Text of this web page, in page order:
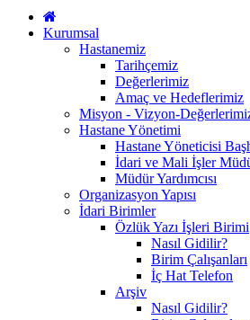
Kurumsal
Hastanemiz
Tarihçemiz
Değerlerimiz
Amaç ve Hedeflerimiz
Misyon - Vizyon-
Hastane Yönetimi
Hastane Yöneticisi
İdari ve Mali İşler
Müdür Yardımcısı
Organizasyon Yapısı
İdari Birimler
Özlük Yazı İşleri Birimi
Nasıl Gidilir?
Birim Çalışanları
İç Hat Telefon
Arşiv
Nasıl Gidilir?